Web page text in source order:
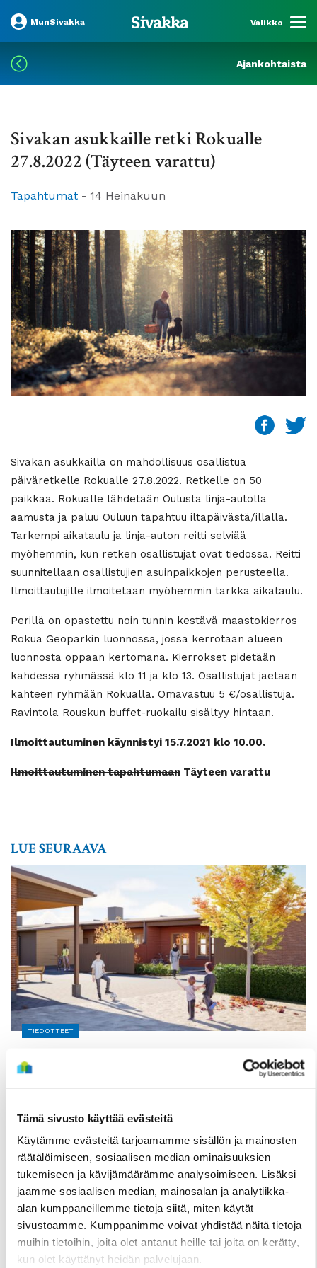
Tämä sivusto käyttää evästeitä
Käytämme evästeitä tarjoamamme sisällön ja mainosten
räätälöimiseen, sosiaalisen median ominaisuuksien
tukemiseen ja kävijämäärämme analysoimiseen. Lisäksi
jaamme sosiaalisen median, mainosalan ja analytiikka-
alan kumppaneillemme tietoja siitä, miten käytät
sivustoamme. Kumppanimme voivat yhdistää näitä tietoja
muihin tietoihin, joita olet antanut heille tai joita on kerätty,
kun olet käyttänyt heidän palvelujaan.
MunSivakka Valikko
Ajankohtaista
Sivakan asukkaille retki Rokualle
27.8.2022 (Täyteen varattu)
Tapahtumat - 14 Heinäkuun
Sivakan asukkailla on mahdollisuus osallistua
päiväretkelle Rokualle 27.8.2022. Retkelle on 50
paikkaa. Rokualle lähdetään Oulusta linja-autolla
aamusta ja paluu Ouluun tapahtuu iltapäivästä/illalla.
Tarkempi aikataulu ja linja-auton reitti selviää
myöhemmin, kun retken osallistujat ovat tiedossa. Reitti
suunnitellaan osallistujien asuinpaikkojen perusteella.
Ilmoittautujille ilmoitetaan myöhemmin tarkka aikataulu.
Perillä on opastettu noin tunnin kestävä maastokierros
Rokua Geoparkin luonnossa, jossa kerrotaan alueen
luonnosta oppaan kertomana. Kierrokset pidetään
kahdessa ryhmässä klo 11 ja klo 13. Osallistujat jaetaan
kahteen ryhmään Rokualla. Omavastuu 5 €/osallistuja.
Ravintola Rouskun buffet-ruokailu sisältyy hintaan.
Ilmoittautuminen käynnistyi 15.7.2021 klo 10.00.
Ilmoittautuminen tapahtumaan Täyteen varattu
LUE SEURAAVA
TIEDOTTEET
rivitaloasuntoja – Haku on nyt käynnissä